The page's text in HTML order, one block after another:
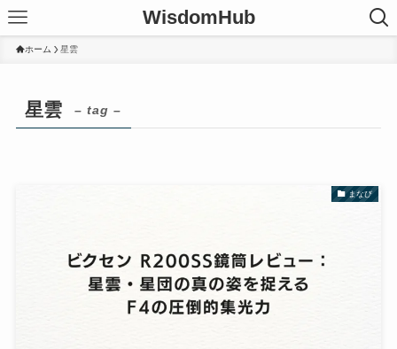
WisdomHub
ホーム 星雲
星雲 – tag –
まなび